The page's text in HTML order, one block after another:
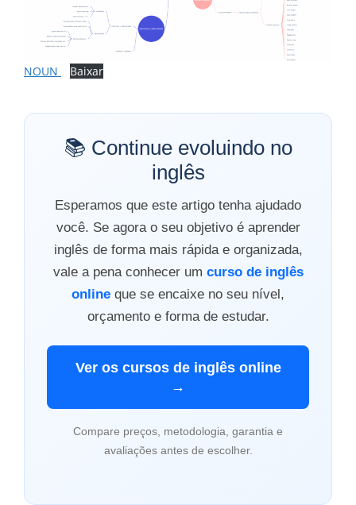
NOUN Baixar
📚 Continue evoluindo no
inglês
Esperamos que este artigo tenha ajudado
você. Se agora o seu objetivo é aprender
inglês de forma mais rápida e organizada,
vale a pena conhecer um curso de inglês
online que se encaixe no seu nível,
orçamento e forma de estudar.
Ver os cursos de inglês online
→
Compare preços, metodologia, garantia e
avaliações antes de escolher.